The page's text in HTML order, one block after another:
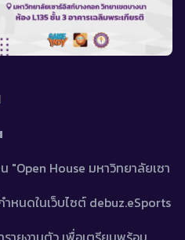
"Open House มหาวิทยาลัยเซา
หนดในเว็บไซต์ debuz.eSports